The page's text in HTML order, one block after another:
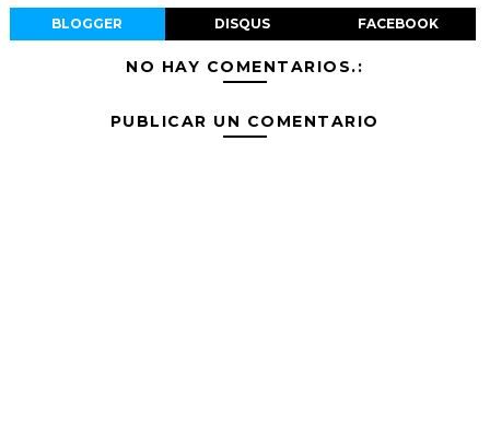
BLOGGER DISQUS FACEBOOK
NO HAY COMENTARIOS.:
PUBLICAR UN COMENTARIO